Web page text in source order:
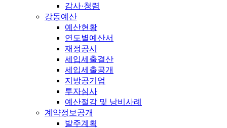
감사·청렴
강동예산
예산현황
연도별예산서
재정공시
세입세출결산
세입세출공개
지방공기업
투자심사
예산절감 및 낭비사례
계약정보공개
발주계획